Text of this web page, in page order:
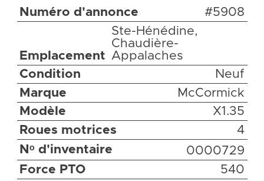
Numéro d'annonce #5908
Emplacement
Ste-Hénédine,
Chaudière-
Appalaches
Condition
Neuf
Marque
McCormick
Modèle
X1.35
Roues motrices
4
Nᵒ d'inventaire
0000729
Force PTO
540